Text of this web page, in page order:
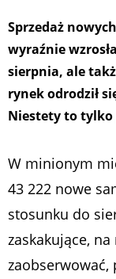
Sprzedaż
wyraźnie
sierpnia, ale
rynek odrodził
Niestety to tylko
W minionym
43 222 nowe
stosunku do
zaskakujące,